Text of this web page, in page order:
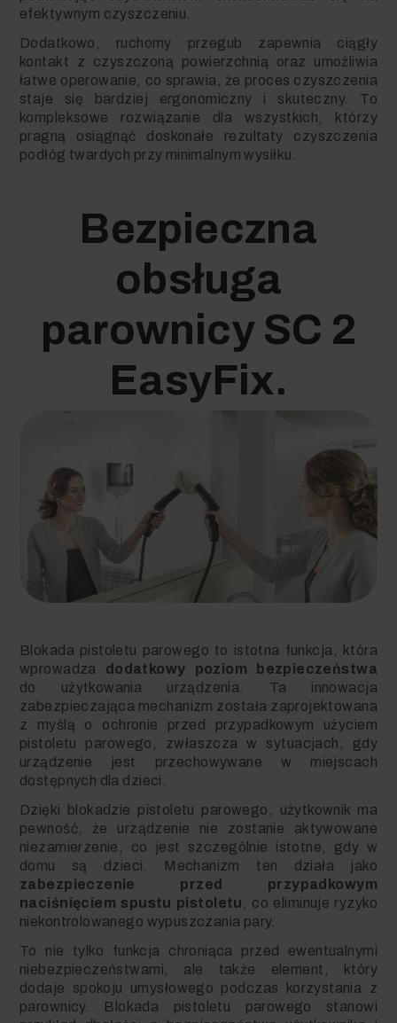
efektywnym czyszczeniu.
Dodatkowo, ruchomy przegub zapewnia ciągły
kontakt z czyszczoną powierzchnią oraz umożliwia
łatwe operowanie, co sprawia, że proces czyszczenia
staje się bardziej ergonomiczny i skuteczny. To
kompleksowe rozwiązanie dla wszystkich, którzy
pragną osiągnąć doskonałe rezultaty czyszczenia
podłóg twardych przy minimalnym wysiłku.
Bezpieczna
obsługa
parownicy SC 2
EasyFix.
Blokada pistoletu parowego to istotna funkcja, która
wprowadza dodatkowy poziom bezpieczeństwa
do użytkowania urządzenia. Ta innowacja
zabezpieczająca mechanizm została zaprojektowana
z myślą o ochronie przed przypadkowym użyciem
pistoletu parowego, zwłaszcza w sytuacjach, gdy
urządzenie jest przechowywane w miejscach
dostępnych dla dzieci.
Dzięki blokadzie pistoletu parowego, użytkownik ma
pewność, że urządzenie nie zostanie aktywowane
niezamierzenie, co jest szczególnie istotne, gdy w
domu są dzieci. Mechanizm ten działa jako
zabezpieczenie przed przypadkowym
naciśnięciem spustu pistoletu , co eliminuje ryzyko
niekontrolowanego wypuszczania pary.
To nie tylko funkcja chroniąca przed ewentualnymi
niebezpieczeństwami, ale także element, który
dodaje spokoju umysłowego podczas korzystania z
parownicy. Blokada pistoletu parowego stanowi